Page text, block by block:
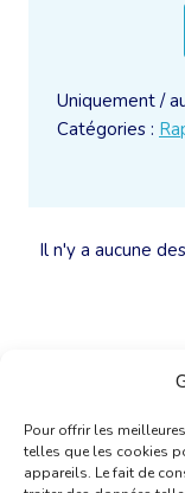
Pour offrir les
telles que les cookies
appareils. Le fait de
Il n'y a aucune
Uniquement /
Catégories :